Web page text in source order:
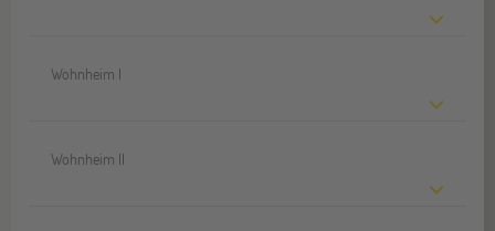
Wohnheim I
Wohnheim II